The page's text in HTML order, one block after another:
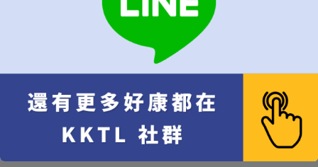
❗️報名後，會給各餐廳的時間、地址及注意事項，請自行前
❗️費用不包含住宿、機票、餐費、追加費用、飲料費用等
❗️撿漏機器人服務於用餐前兩個禮拜前開始，至用餐最後一